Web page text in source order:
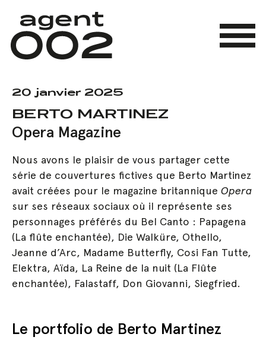
main
content
Menu
20 janvier 2025
BERTO MARTINEZ
Opera Magazine
Nous avons le plaisir de vous partager cette
série de couvertures fictives que Berto Martinez
avait créées pour le magazine britanniqueOpera
sur ses réseaux sociaux où il représente ses
personnages préférés du Bel Canto : Papagena
(La flûte enchantée), Die Walküre, Othello,
Jeanne d’Arc, Madame Butterfly, Cosi Fan Tutte,
Elektra, Aïda, La Reine de la nuit (La Flûte
enchantée), Falastaff, Don Giovanni, Siegfried.
Le portfolio de Berto Martinez